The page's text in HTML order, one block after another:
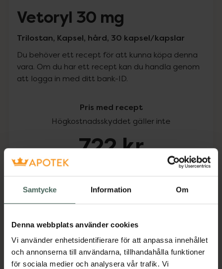
Samtycke Information Om
Denna webbplats använder cookies
Vi använder enhetsidentifierare för att anpassa innehållet
och annonserna till användarna, tillhandahålla funktioner
för sociala medier och analysera vår trafik. Vi
Vetoryl 30 mg
Trilostan, Kapsel, hård, 30 kapsel/kapslar
Du behöver ett recept för att kunna köpa denna
vara. Om du har ett recept kan du handla genom
att logga in med ditt bank-ID.
Pris med recept
Högkostnadsskyddet gäller inte
722 kr
Köp via ditt recept
Aktuella erbjudanden
Beskrivning